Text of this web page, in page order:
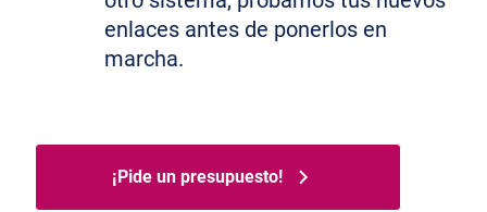
enlaces antes de ponerlos en
marcha.
¡Pide un presupuesto!